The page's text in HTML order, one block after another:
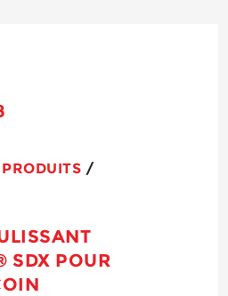
PRODUITS /
SDX POUR